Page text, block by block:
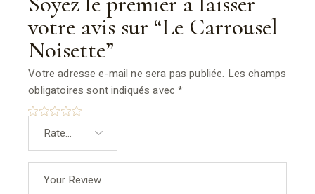
votre avis sur “Le Carrousel
Noisette”
Votre adresse e-mail ne sera pas publiée. Les champs
obligatoires sont indiqués avec*